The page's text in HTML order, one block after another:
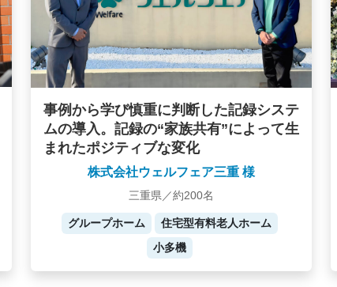
事例から学び慎重に判断した記録システ
ムの導入。記録の“家族共有”によって生
まれたポジティブな変化
株式会社ウェルフェア三重 様
三重県／約200名
グループホーム
住宅型有料老人ホーム
小多機